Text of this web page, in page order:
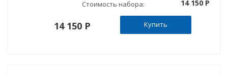
Стоимость набора: 14 150 P
14 150 P Купить